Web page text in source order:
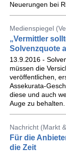
Neuerungen bei
Medienspiegel
„Vermittler
Solvenzquote
13.9.2016 -
müssen die
veröffentlichen,
Assekurata-
diese und auch
Auge zu behalten.
Nachricht (Markt
Für die
die Zeit